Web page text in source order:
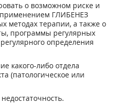
о возможном риске и
ГЛИБЕНЕЗ
методах терапии, а также о
программы регулярных
определения
какого-либо отдела
(патологическое или